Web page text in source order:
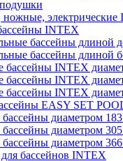
электрические
INTEX
бассейны длиной
бассейны длиной
бассейны INTEX
бассейны INTEX
бассейны INTEX
EASY SET
диаметром
диаметром
диаметром
бассейнов INTEX